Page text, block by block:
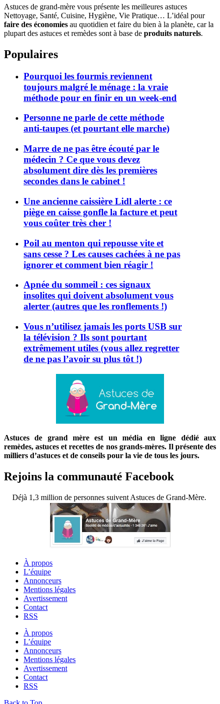
Astuces de grand-mère vous présente les meilleures astuces
Nettoyage, Santé, Cuisine, Hygiène, Vie Pratique… L’idéal pour
faire des économies au quotidien et faire du bien à la planète, car la
plupart des astuces et remèdes sont à base de produits naturels.
Populaires
Pourquoi les fourmis reviennent
toujours malgré le ménage : la vraie
méthode pour en finir en un week-end
Personne ne parle de cette méthode
anti-taupes (et pourtant elle marche)
Marre de ne pas être écouté par le
médecin ? Ce que vous devez
absolument dire dès les premières
secondes dans le cabinet !
Une ancienne caissière Lidl alerte : ce
piège en caisse gonfle la facture et peut
vous coûter très cher !
Poil au menton qui repousse vite et
sans cesse ? Les causes cachées à ne pas
ignorer et comment bien réagir !
Apnée du sommeil : ces signaux
insolites qui doivent absolument vous
alerter (autres que les ronflements !)
Vous n’utilisez jamais les ports USB sur
la télévision ? Ils sont pourtant
extrêmement utiles (vous allez regretter
de ne pas l’avoir su plus tôt !)
Astuces de grand mère est un média en ligne dédié aux
remèdes, astuces et recettes de nos grands-mères. Il présente des
milliers d’astuces et de conseils pour la vie de tous les jours.
Rejoins la communauté Facebook
Déjà 1,3 million de personnes suivent Astuces de Grand-Mère.
À propos
L’équipe
Annonceurs
Mentions légales
Avertissement
Contact
RSS
À propos
L’équipe
Annonceurs
Mentions légales
Avertissement
Contact
RSS